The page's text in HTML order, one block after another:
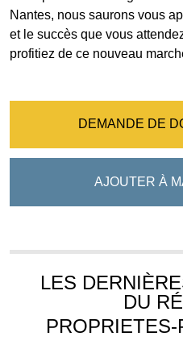
Nantes, nous saurons vous
et le succès que vous
profitiez de ce nouveau
DEMANDE DE
AJOUTER À
LES
DU